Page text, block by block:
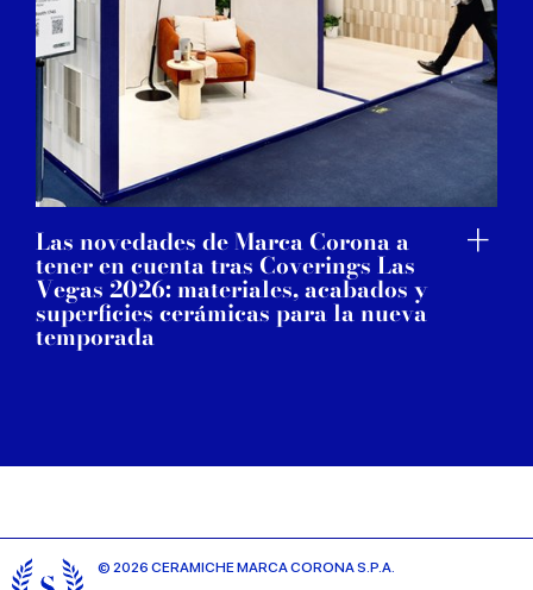
Las novedades de Marca Corona a
tener en cuenta tras Coverings Las
Vegas 2026: materiales, acabados y
superficies cerámicas para la nueva
temporada
© 2026 CERAMICHE MARCA CORONA S.P.A.